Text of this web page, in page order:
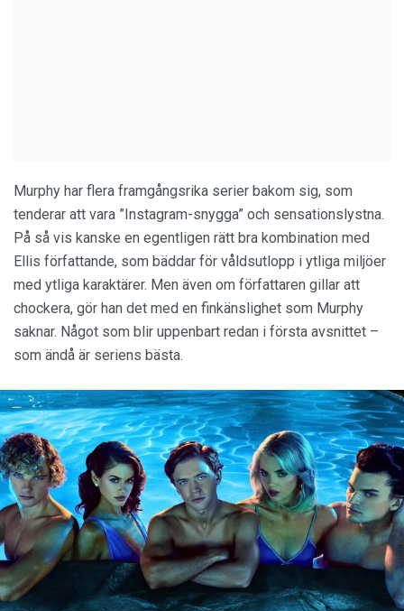
Murphy har flera framgångsrika serier bakom sig, som
tenderar att vara ”Instagram-snygga” och sensationslystna.
På så vis kanske en egentligen rätt bra kombination med
Ellis författande, som bäddar för våldsutlopp i ytliga miljöer
med ytliga karaktärer. Men även om författaren gillar att
chockera, gör han det med en finkänslighet som Murphy
saknar. Något som blir uppenbart redan i första avsnittet –
som ändå är seriens bästa.